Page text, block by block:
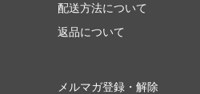
配送方法について
返品について
メルマガ登録・解除